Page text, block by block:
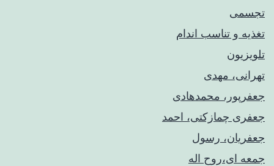
تجسمی
تغذیه و تناسب اندام
تلویزیون
تهرانی، مهدی
جعفرپور، محمدهادی
جعفری چمازکتی، احمد
جعفریان، رسول
جمعه ای،روح اله